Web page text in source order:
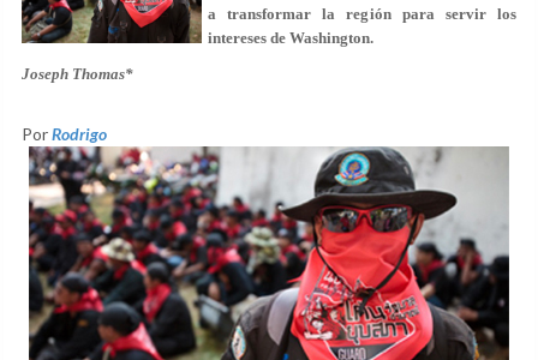
a transformar la región para servir los
intereses de Washington.
Joseph Thomas*
PorRodrigo